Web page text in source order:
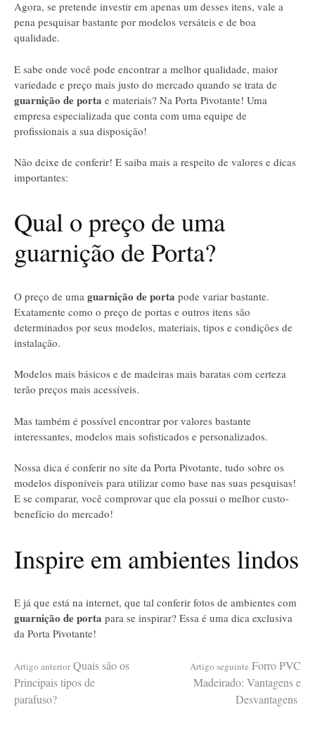
Agora, se pretende investir em apenas um desses itens, vale a
pena pesquisar bastante por modelos versáteis e de boa
qualidade.
E sabe onde você pode encontrar a melhor qualidade, maior
variedade e preço mais justo do mercado quando se trata de
guarnição de porta e materiais? Na Porta Pivotante! Uma
empresa especializada que conta com uma equipe de
profissionais a sua disposição!
Não deixe de conferir! E saiba mais a respeito de valores e dicas
importantes:
Qual o preço de uma
guarnição de Porta?
O preço de uma guarnição de porta pode variar bastante.
Exatamente como o preço de portas e outros itens são
determinados por seus modelos, materiais, tipos e condições de
instalação.
Modelos mais básicos e de madeiras mais baratas com certeza
terão preços mais acessíveis.
Mas também é possível encontrar por valores bastante
interessantes, modelos mais sofisticados e personalizados.
Nossa dica é conferir no site da Porta Pivotante, tudo sobre os
modelos disponíveis para utilizar como base nas suas pesquisas!
E se comparar, você comprovar que ela possui o melhor custo-
benefício do mercado!
Inspire em ambientes lindos
E já que está na internet, que tal conferir fotos de ambientes com
guarnição de porta para se inspirar? Essa é uma dica exclusiva
da Porta Pivotante!
Continue
lendo
Artigo anteriorQuais são os
Principais tipos de
parafuso?
Artigo seguinte Forro PVC
Madeirado: Vantagens e
Desvantagens